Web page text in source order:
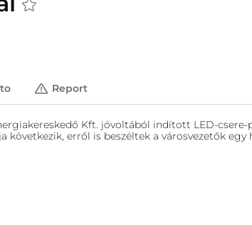
Report
Kft. jóvoltából indított LED-
következik, erről is beszéltek a városvezetők